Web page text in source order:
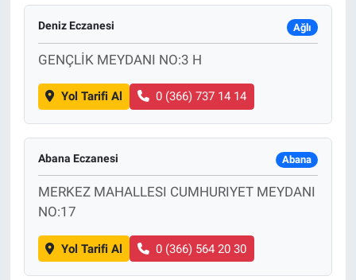
Deniz Eczanesi Ağlı
GENÇLİK MEYDANI NO:3 H
Yol Tarifi Al 0 (366) 737 14 14
Abana Eczanesi Abana
MERKEZ MAHALLESI CUMHURIYET MEYDANI
NO:17
Yol Tarifi Al 0 (366) 564 20 30